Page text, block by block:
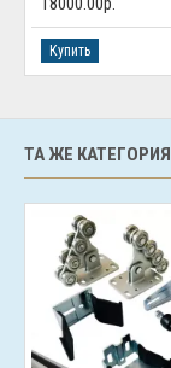
Купить
ТА ЖЕ КАТЕГОРИЯ